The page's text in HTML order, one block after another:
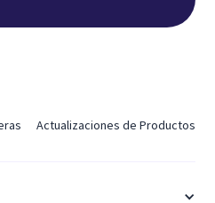
Actualizaciones de Productos